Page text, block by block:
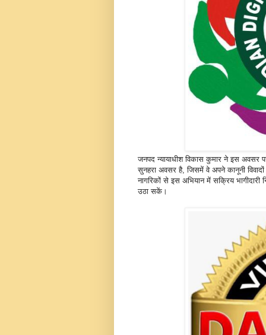
जनपद न्यायाधीश विकास कुमार ने इस अवसर
सुनहरा अवसर है, जिसमें वे अपने कानूनी
नागरिकों से इस अभियान में सक्रिय
उठा सकें।